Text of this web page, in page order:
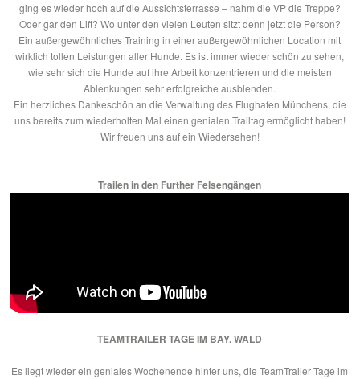
ging es wieder hoch auf die Aussichtsterrasse – nahm die VP die Treppe?
Oder gar den Lift? Wo unter den vielen Leuten sitzt denn jetzt die Person?
Ein außergewöhnliches Training in einer außergewöhnlichen Location mit
wirklich tollen Leistungen aller Hunde. Es ist immer wieder schön zu sehen,
wie sehr sich die Hunde auf ihre Arbeit konzentrieren und die meisten
Ablenkungen sehr erfolgreiche ausblenden.
Ein herzliches Dankeschön an die Verwaltung des Flughafen Münchens, die
uns bereits zum wiederholten Mal einen genialen Trailtag ermöglicht haben!
Wir freuen uns auf ein Wiedersehen!
Trailen in den Further Felsengängen
TEAMTRAILER TAGE IM BAY. WALD
Es liegt wieder ein geniales Wochenende hinter uns, die TeamTrailer Tage im